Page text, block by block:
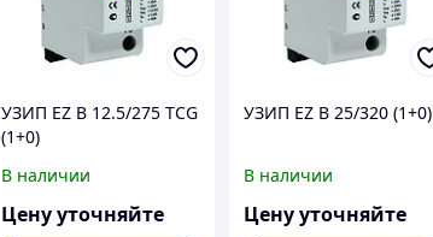
УЗИП EZ B 12.5/275 TCG
(1+0)
В наличии
Цену уточняйте
УЗИП EZ B 25/320 (1+0)
В наличии
Цену уточняйте